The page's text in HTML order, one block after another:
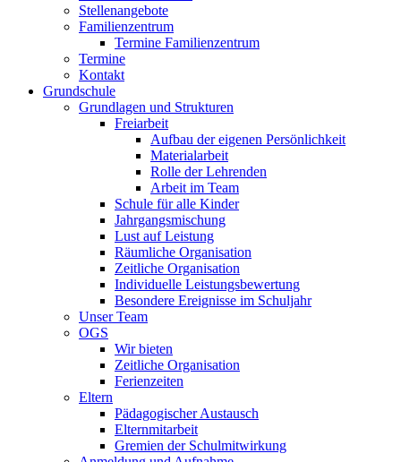
Stellenangebote
Familienzentrum
Termine Familienzentrum
Termine
Kontakt
Grundschule
Grundlagen und Strukturen
Freiarbeit
Aufbau der eigenen Persönlichkeit
Materialarbeit
Rolle der Lehrenden
Arbeit im Team
Schule für alle Kinder
Jahrgangsmischung
Lust auf Leistung
Räumliche Organisation
Zeitliche Organisation
Individuelle Leistungsbewertung
Besondere Ereignisse im Schuljahr
Unser Team
OGS
Wir bieten
Zeitliche Organisation
Ferienzeiten
Eltern
Pädagogischer Austausch
Elternmitarbeit
Gremien der Schulmitwirkung